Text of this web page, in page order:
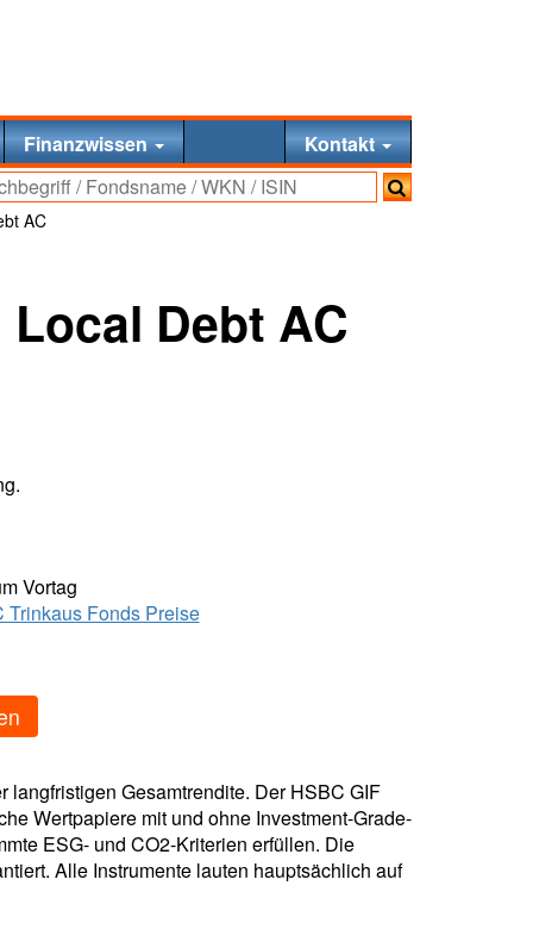
Finanzwissen Kontakt
AC
Debt AC
Vortag
Trinkaus Fonds Preise
Gesamtrendite. Der HSBC GIF
Wertpapiere mit und ohne Investment-Grade-
ESG- und CO2-Kriterien erfüllen. Die
Alle Instrumente lauten hauptsächlich auf